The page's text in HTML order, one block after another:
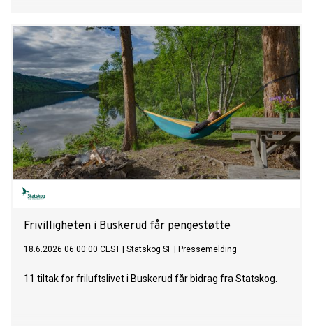
Frivilligheten i Buskerud får pengestøtte
18.6.2026 06:00:00 CEST Statskog SF| Pressemelding
11 tiltak for friluftslivet i Buskerud får bidrag fra Statskog.